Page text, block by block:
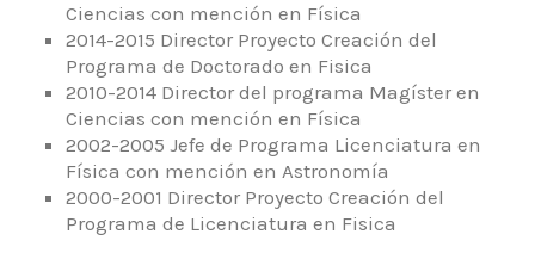
Ciencias con mención en Física
2014-2015 Director Proyecto Creación del
Programa de Doctorado en Fisica
2010-2014 Director del programa Magíster en
Ciencias con mención en Física
2002-2005 Jefe de Programa Licenciatura en
Física con mención en Astronomía
2000-2001 Director Proyecto Creación del
Programa de Licenciatura en Fisica